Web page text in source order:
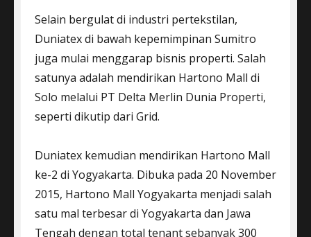
Selain bergulat di industri pertekstilan,
Duniatex di bawah kepemimpinan Sumitro
juga mulai menggarap bisnis properti. Salah
satunya adalah mendirikan Hartono Mall di
Solo melalui PT Delta Merlin Dunia Properti,
seperti dikutip dari Grid.
Duniatex kemudian mendirikan Hartono Mall
ke-2 di Yogyakarta. Dibuka pada 20 November
2015, Hartono Mall Yogyakarta menjadi salah
satu mal terbesar di Yogyakarta dan Jawa
Tengah dengan total tenant sebanyak 300